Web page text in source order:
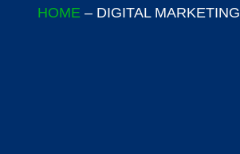
HOME – DIGITAL MARKETING